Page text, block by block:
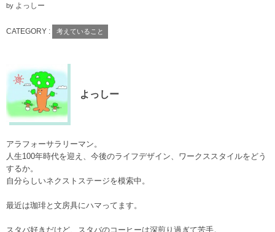
by よっしー
CATEGORY : 考えていること
よっしー
アラフォーサラリーマン。
人生100年時代を迎え、今後のライフデザイン、ワークススタイルをどう
するか。
自分らしいネクストステージを模索中。
最近は珈琲と文房具にハマってます。
スタバ好きだけど、スタバのコーヒーは深煎り過ぎて苦手。